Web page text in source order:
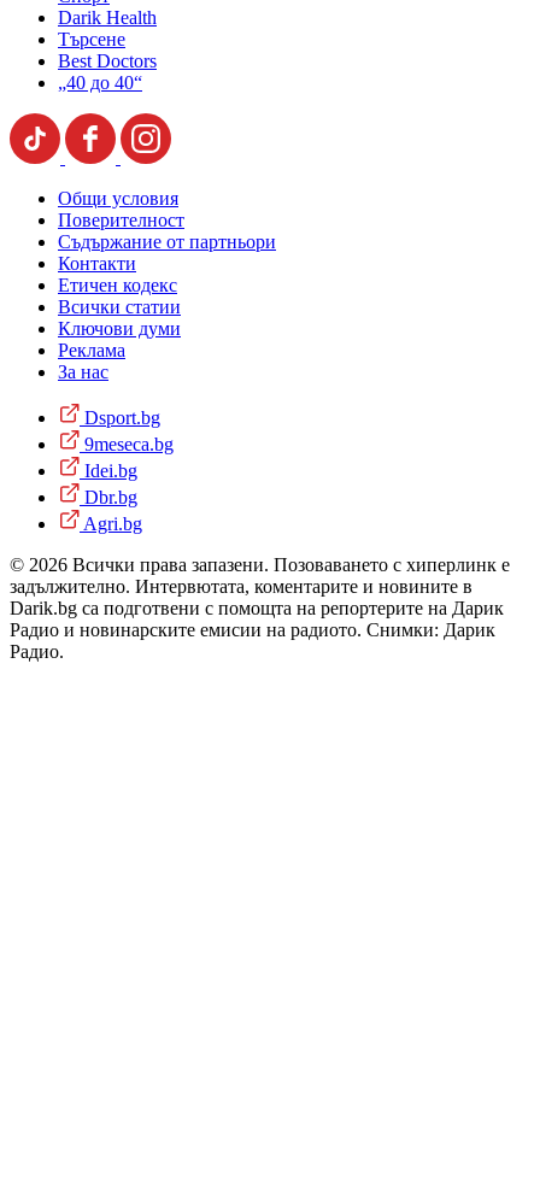
Darik Health
Търсене
Best Doctors
„40 до 40“
Общи условия
Поверителност
Съдържание от партньори
Контакти
Етичен кодекс
Всички статии
Ключови думи
Реклама
За нас
Dsport.bg
9meseca.bg
Idei.bg
Dbr.bg
Agri.bg
© 2026 Всички права запазени. Позоваването с хиперлинк е
задължително. Интервютата, коментарите и новините в
Darik.bg са подготвени с помощта на репортерите на Дарик
Радио и новинарските емисии на радиото. Снимки: Дарик
Радио.